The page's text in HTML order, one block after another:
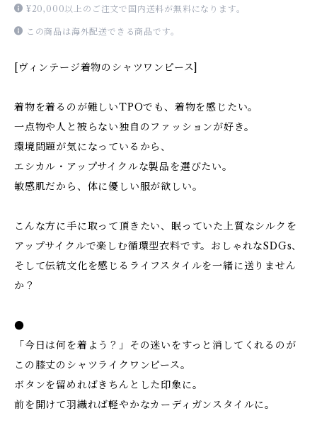
¥20,000以上のご注文で国内送料が無料になります。
この商品は海外配送できる商品です。
[ヴィンテージ着物のシャツワンピース]
着物を着るのが難しいTPOでも、着物を感じたい。
一点物や人と被らない独自のファッションが好き。
環境問題が気になっているから、
エシカル・アップサイクルな製品を選びたい。
敏感肌だから、体に優しい服が欲しい。
こんな方に手に取って頂きたい、眠っていた上質なシルクを
アップサイクルで楽しむ循環型衣料です。おしゃれなSDGs、
そして伝統文化を感じるライフスタイルを一緒に送りません
か？
●
「今日は何を着よう？」その迷いをすっと消してくれるのが
この膝丈のシャツライクワンピース。
ボタンを留めればきちんとした印象に。
前を開けて羽織れば軽やかなカーディガンスタイルに。